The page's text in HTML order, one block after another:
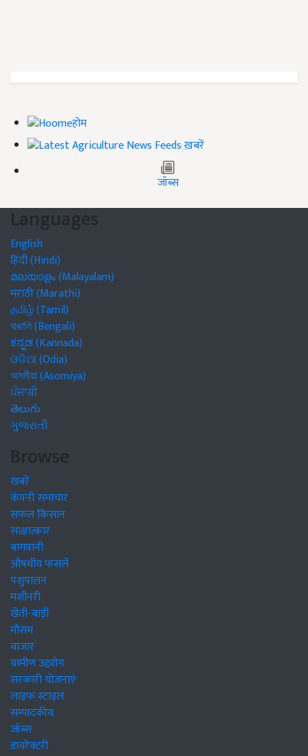
होम
ख़बरें
जॉब्स
Languages
English
हिंदी (Hindi)
മലയാളം (Malayalam)
मराठी (Marathi)
தமிழ் (Tamil)
বাঙালি (Bengali)
ಕನ್ನಡ (Kannada)
ଓଡିଆ (Odia)
অসমীয়া (Asomiya)
ਪੰਜਾਬੀ
తెలుగు
ગુજરાતી
Browse
खबरें
कंपनी समाचार
सफल किसान
साक्षात्कार
बागवानी
औषधीय फसलें
पशुपालन
मशीनरी
खेती-बाड़ी
मौसम
बाजार
ग्रामीण उद्द्योग
सरकारी योजनाएं
लाइफ स्टाइल
सम्पादकीय
जॉब्स
डायरेक्टरी